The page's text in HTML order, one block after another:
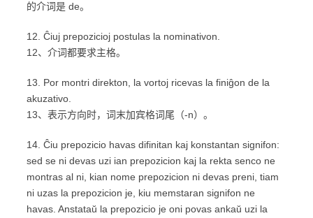
的介词是 de。
12. Ĉiuj prepozicioj postulas la nominativon.
12、介词都要求主格。
13. Por montri direkton, la vortoj ricevas la finiĝon de la
akuzativo.
13、表示方向时，词末加宾格词尾（-n）。
14. Ĉiu prepozicio havas difinitan kaj konstantan signifon:
sed se ni devas uzi ian prepozicion kaj la rekta senco ne
montras al ni, kian nome prepozicion ni devas preni, tiam
ni uzas la prepozicion je, kiu memstaran signifon ne
havas. Anstataŭ la prepozicio je oni povas ankaŭ uzi la